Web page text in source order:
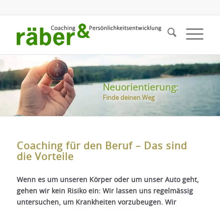
Finde deinen Weg
Neuorientierung:
Coaching für den Beruf – Das sind
die Vorteile
Wenn es um unseren Körper oder um unser Auto geht,
gehen wir kein Risiko ein: Wir lassen uns regelmässig
untersuchen, um Krankheiten vorzubeugen. Wir